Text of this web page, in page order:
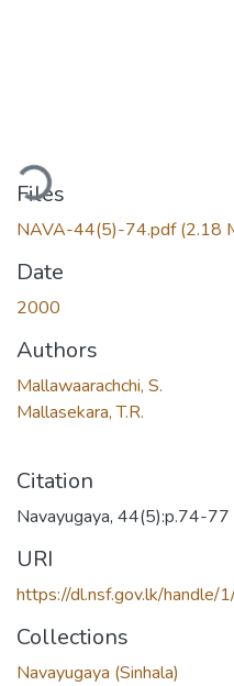
Files
NAVA-44(5)-74.pdf(2.18
Date
2000
Authors
Mallawaarachchi, S.
Mallasekara, T.R.
Citation
Navayugaya, 44(5):p.74-77
URI
https://dl.nsf.gov.lk/handle/
Collections
Navayugaya (Sinhala)